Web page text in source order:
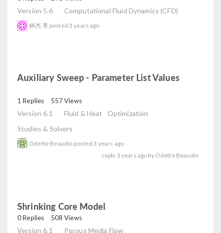
Version 5.6 Computational Fluid Dynamics (CFD)
林杰 李 posted 3 years ago
Auxiliary Sweep - Parameter List Values
1 Replies 557 Views
Version 6.1 Fluid & Heat
Optimization
Studies & Solvers
Odette Beaudin posted3 years ago
reply 3 years ago by Odette Beaudin
Shrinking Core Model
0 Replies 508 Views
Version 6.1 Porous Media Flow